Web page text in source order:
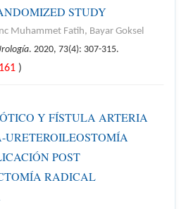
STUDY
Muhammet Fatih, Bayar Goksel
. 2020, 73(4): 307-315.
161 )
Y FÍSTULA ARTERIA
POST
RADICAL